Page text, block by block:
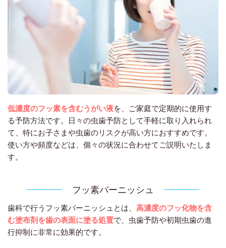
低濃度のフッ素を含むうがい液を、ご家庭で定期的に使用す
る予防方法です。日々の虫歯予防として手軽に取り入れられ
て、特にお子さまや虫歯のリスクが高い方におすすめです。
使い方や頻度などは、個々の状況に合わせてご説明いたしま
す。
フッ素バーニッシュ
歯科で行うフッ素バーニッシュとは、 高濃度のフッ化物を含
む塗布剤を歯の表面に塗る処置で、虫歯予防や初期虫歯の進
行抑制に非常に効果的です。